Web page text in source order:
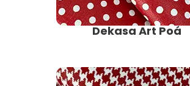
Dekasa Art Poá